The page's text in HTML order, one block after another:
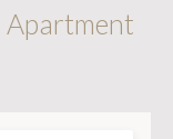
Apartment